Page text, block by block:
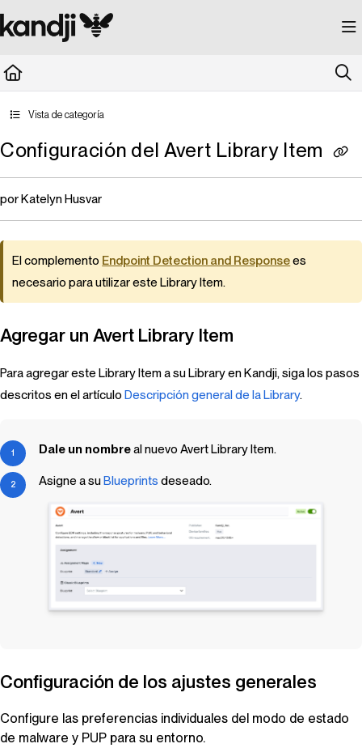
Documentation Index
Fetch the complete documentation index at: https://kandji.document360.io/
Vista de categoría
Configuración del Avert Library Item
por Katelyn Husvar
El complemento Endpoint Detection and Responsees
necesario para utilizar esteLibrary Item.
Agregar un Avert Library Item
Para agregar este Library Item a su Library en Kandji, siga los pasos
descritos en el artículo Descripción general de la Library.
Dale un nombreal nuevo AvertLibrary Item.
Asigne a suBlueprints deseado.
Configuración de los ajustes generales
Configure las preferencias individuales del modo de estado
de malware y PUP para su entorno.